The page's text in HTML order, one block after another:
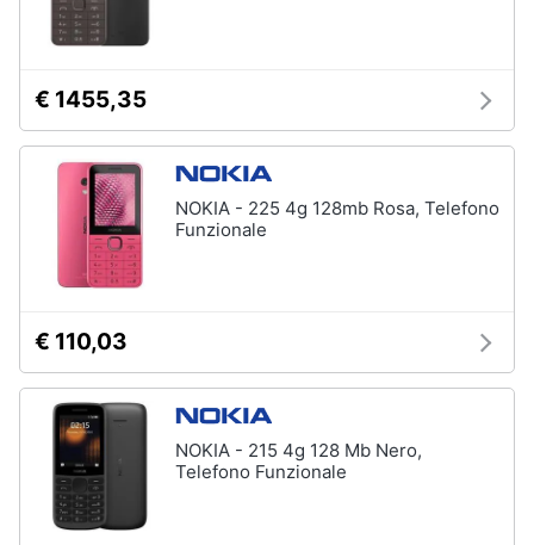
€ 1455,35
NOKIA - 225 4g 128mb Rosa, Telefono
Funzionale
€ 110,03
NOKIA - 215 4g 128 Mb Nero,
Telefono Funzionale